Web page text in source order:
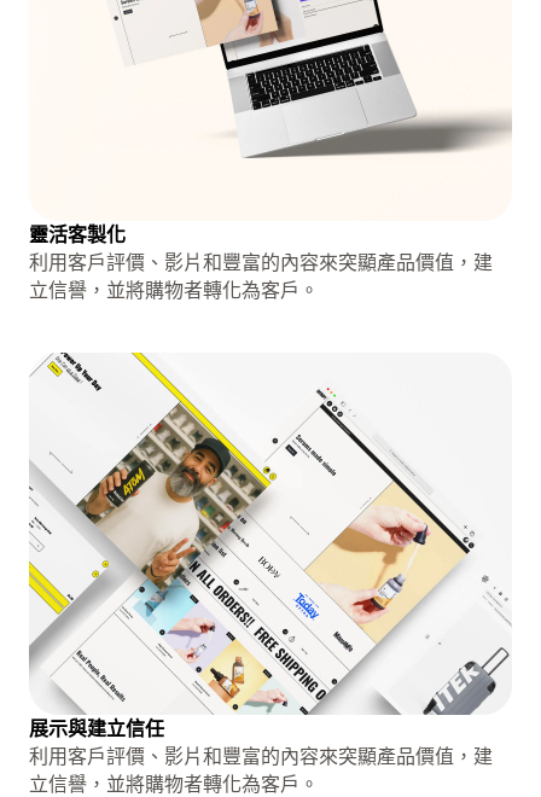
靈活客製化
利用客戶評價、影片和豐富的內容來突顯產品價值，建
立信譽，並將購物者轉化為客戶。
展示與建立信任
利用客戶評價、影片和豐富的內容來突顯產品價值，建
立信譽，並將購物者轉化為客戶。